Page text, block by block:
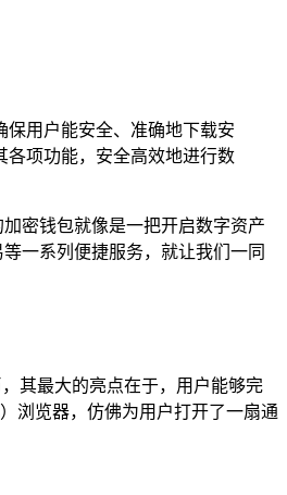
保用户能安全、准确地下载安
各项功能，安全高效地进行数
密钱包就像是一把开启数字资产
一系列便捷服务，就让我们一同
其最大的亮点在于，用户能够完
浏览器，仿佛为用户打开了一扇通